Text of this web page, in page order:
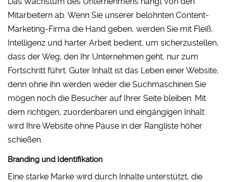
Mitarbeitern ab. Wenn Sie unserer belohnten Content-
Marketing-Firma die Hand geben, werden Sie mit Fleiß,
Intelligenz und harter Arbeit bedient, um sicherzustellen,
dass der Weg, den Ihr Unternehmen geht, nur zum
Fortschritt führt. Guter Inhalt ist das Leben einer Website,
denn ohne ihn werden weder die Suchmaschinen Sie
mögen noch die Besucher auf Ihrer Seite bleiben. Mit
dem richtigen, zuordenbaren und eingängigen Inhalt
wird Ihre Website ohne Pause in der Rangliste höher
schießen.
Branding und Identifikation
Eine starke Marke wird durch Inhalte unterstützt, die